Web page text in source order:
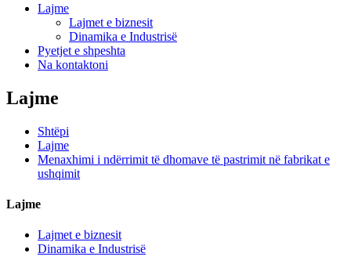
Lajme
Lajmet e biznesit
Dinamika e Industrisë
Pyetjet e shpeshta
Na kontaktoni
Lajme
Shtëpi
Lajme
Menaxhimi i ndërrimit të dhomave të pastrimit në fabrikat e
ushqimit
Lajme
Lajmet e biznesit
Dinamika e Industrisë